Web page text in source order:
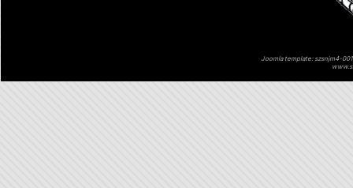
Joomla template: szsnjm4-